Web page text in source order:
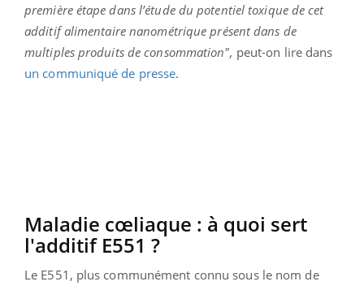
première étape dans l’étude du potentiel toxique de cet
additif alimentaire nanométrique présent dans de
multiples produits de consommation", peut-on lire dans
un communiqué de presse.
Maladie cœliaque : à quoi sert
l'additif E551 ?
Le E551, plus communément connu sous le nom de